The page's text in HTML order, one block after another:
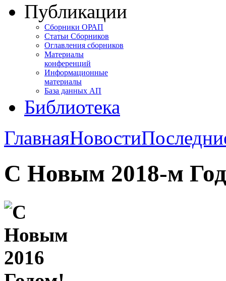
Публикации
Сборники ОРАП
Статьи Сборников
Оглавления сборников
Материалы
конференций
Информационные
материалы
База данных АП
Библиотека
ГлавнаяНовости
С Новым 2018-м